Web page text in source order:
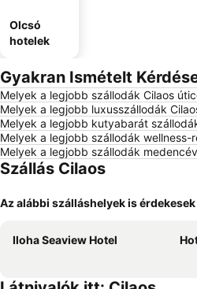
Olcsó
hotelek
Gyakran Ismételt
Melyek a legjobb szállodák Cilaos
Melyek a legjobb luxusszállodák
Melyek a legjobb kutyabarát
Melyek a legjobb szállodák wellness-
Melyek a legjobb szállodák
Szállás Cilaos
Az alábbi szálláshelyek is
Iloha Seaview Hotel